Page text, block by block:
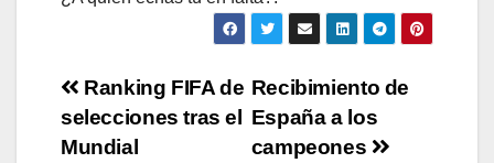
Navegación
de
Recibimiento de
España a los
campeones
Ranking FIFA de
selecciones tras el
Mundial